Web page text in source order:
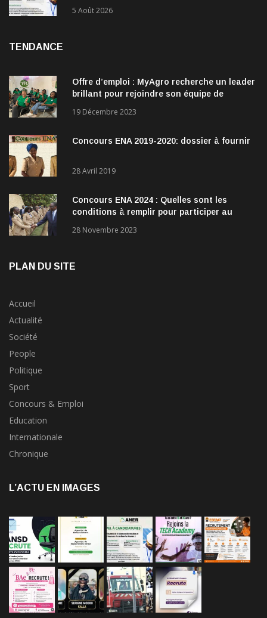
5 Août 2026
TENDANCE
Offre d’emploi : MyAgro recherche un leader
brillant pour rejoindre son équipe de
19 Décembre 2023
Concours ENA 2019-2020: dossier à fournir
28 Avril 2019
Concours ENA 2024 : Quelles sont les
conditions à remplir pour participer au
28 Novembre 2023
PLAN DU SITE
Accueil
Actualité
Société
People
Politique
Sport
Concours & Emploi
Education
Internationale
Chronique
L’ACTU EN IMAGES